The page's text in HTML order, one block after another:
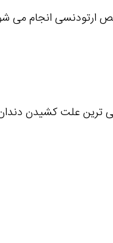
ارتودنسی انجام می
علت کشیدن دندان